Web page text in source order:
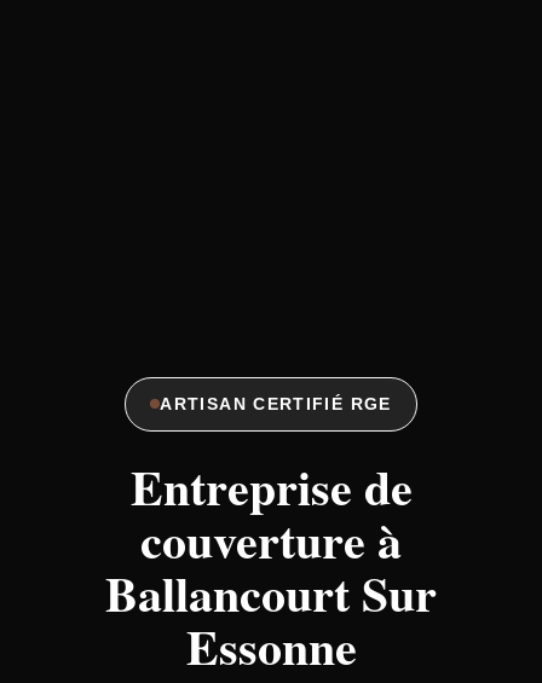
ARTISAN CERTIFIÉ RGE
Entreprise de
couverture à
Ballancourt Sur
Essonne